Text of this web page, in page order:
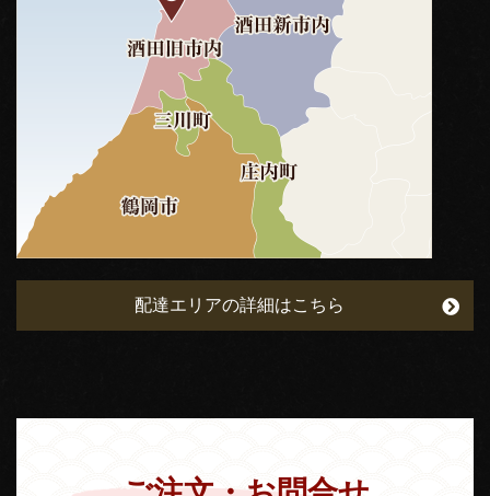
配達エリアの詳細はこちら